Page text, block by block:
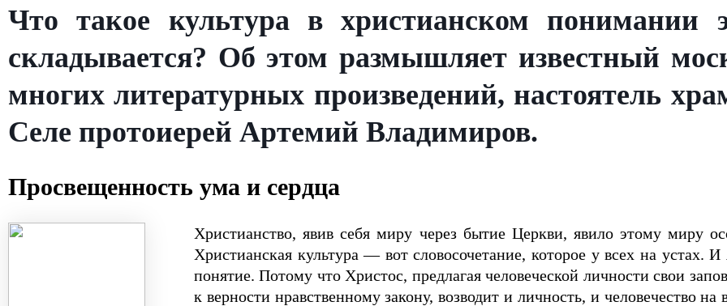
Что такое культура в христианском понимании
складывается? Об этом размышляет известный
многих литературных произведений, настоятель
Селе протоиерей Артемий Владимиров.
Просвещенность ума и сердца
Христианство, явив себя миру через бытие Церкви, явило этому миру
Христианская культура — вот словосочетание, которое у всех на устах.
понятие. Потому что Христос, предлагая человеческой личности свои
к верности нравственному закону, возводит и личность, и человечество